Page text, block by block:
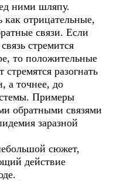
ними шляпу.
отрицательные,
связи. Если
стремится
то положительные
разогнать
а точнее, до
Примеры
обратными связями
заразной
сюжет,
действие